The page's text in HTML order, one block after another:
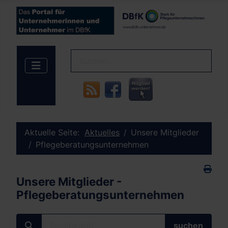
Aktuelle Seite: Aktuelles
Unsere Mitglieder
Pflegeberatungsunternehmen
Unsere Mitglieder -
Pflegeberatungsunternehmen